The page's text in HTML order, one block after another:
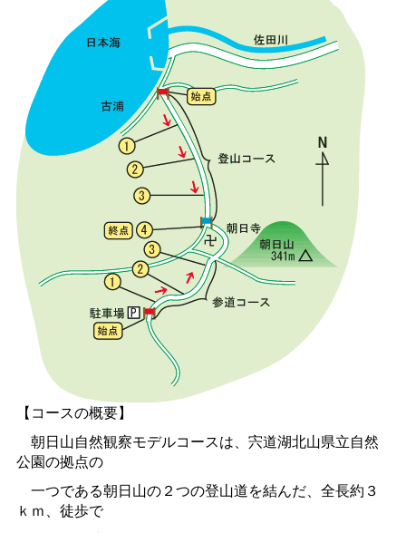
【コースの概要】
朝日山自然観察モデルコースは、宍道湖北山県立自然
公園の拠点の
一つである朝日山の２つの登山道を結んだ、全長約３
ｋｍ、徒歩で